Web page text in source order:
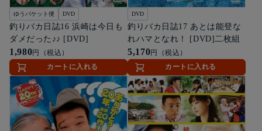
ゆうパケット便 DVD
釣りバカ日誌16 浜崎は今日も
ダメだった♪♪ [DVD]
1,980円（税込）
カートに入れる
DVD
釣りバカ日誌17 あとは能登な
れハマとなれ！ [DVD]二枚組
5,170円（税込）
カートに入れる